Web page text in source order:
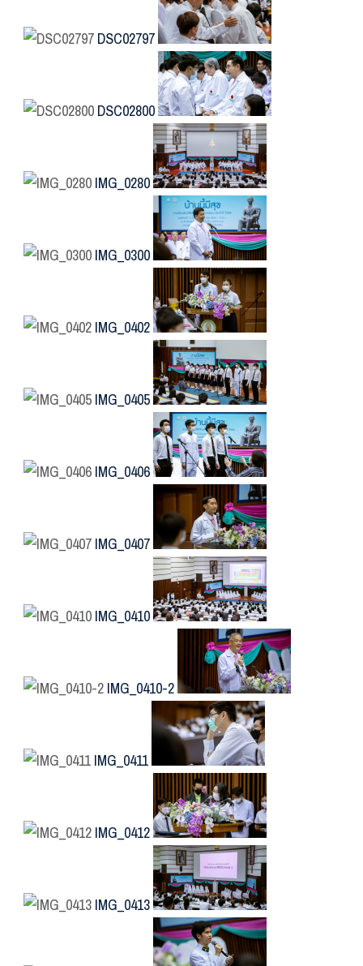
DSC02797
DSC02800
IMG_0280
IMG_0300
IMG_0402
IMG_0405
IMG_0406
IMG_0407
IMG_0410
IMG_0410-2
IMG_0411
IMG_0412
IMG_0413